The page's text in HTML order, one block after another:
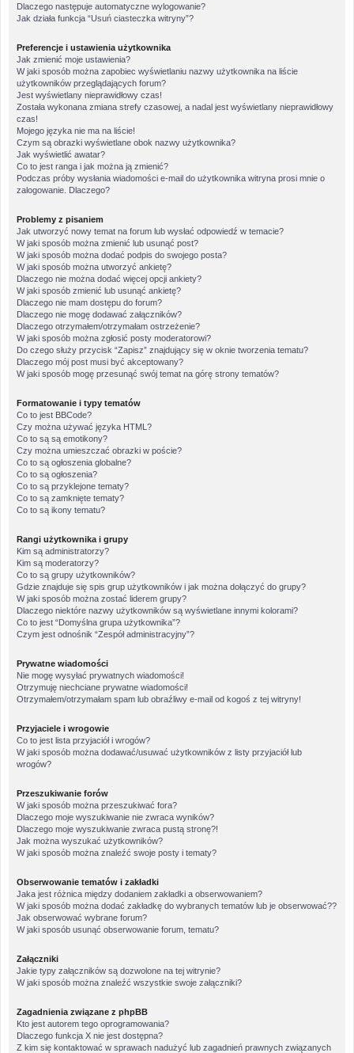
Dlaczego następuje automatyczne wylogowanie?
Jak działa funkcja “Usuń ciasteczka witryny”?
Preferencje i ustawienia użytkownika
Jak zmienić moje ustawienia?
W jaki sposób można zapobiec wyświetlaniu nazwy użytkownika na liście
użytkowników przeglądających forum?
Jest wyświetlany nieprawidłowy czas!
Została wykonana zmiana strefy czasowej, a nadal jest wyświetlany nieprawidłowy
czas!
Mojego języka nie ma na liście!
Czym są obrazki wyświetlane obok nazwy użytkownika?
Jak wyświetlić awatar?
Co to jest ranga i jak można ją zmienić?
Podczas próby wysłania wiadomości e-mail do użytkownika witryna prosi mnie o
zalogowanie. Dlaczego?
Problemy z pisaniem
Jak utworzyć nowy temat na forum lub wysłać odpowiedź w temacie?
W jaki sposób można zmienić lub usunąć post?
W jaki sposób można dodać podpis do swojego posta?
W jaki sposób można utworzyć ankietę?
Dlaczego nie można dodać więcej opcji ankiety?
W jaki sposób zmienić lub usunąć ankietę?
Dlaczego nie mam dostępu do forum?
Dlaczego nie mogę dodawać załączników?
Dlaczego otrzymałem/otrzymałam ostrzeżenie?
W jaki sposób można zgłosić posty moderatorowi?
Do czego służy przycisk “Zapisz” znajdujący się w oknie tworzenia tematu?
Dlaczego mój post musi być akceptowany?
W jaki sposób mogę przesunąć swój temat na górę strony tematów?
Formatowanie i typy tematów
Co to jest BBCode?
Czy można używać języka HTML?
Co to są są emotikony?
Czy można umieszczać obrazki w poście?
Co to są ogłoszenia globalne?
Co to są ogłoszenia?
Co to są przyklejone tematy?
Co to są zamknięte tematy?
Co to są ikony tematu?
Rangi użytkownika i grupy
Kim są administratorzy?
Kim są moderatorzy?
Co to są grupy użytkowników?
Gdzie znajduje się spis grup użytkowników i jak można dołączyć do grupy?
W jaki sposób można zostać liderem grupy?
Dlaczego niektóre nazwy użytkowników są wyświetlane innymi kolorami?
Co to jest “Domyślna grupa użytkownika”?
Czym jest odnośnik “Zespół administracyjny”?
Prywatne wiadomości
Nie mogę wysyłać prywatnych wiadomości!
Otrzymuję niechciane prywatne wiadomości!
Otrzymałem/otrzymałam spam lub obraźliwy e-mail od kogoś z tej witryny!
Przyjaciele i wrogowie
Co to jest lista przyjaciół i wrogów?
W jaki sposób można dodawać/usuwać użytkowników z listy przyjaciół lub
wrogów?
Przeszukiwanie forów
W jaki sposób można przeszukiwać fora?
Dlaczego moje wyszukiwanie nie zwraca wyników?
Dlaczego moje wyszukiwanie zwraca pustą stronę?!
Jak można wyszukać użytkowników?
W jaki sposób można znaleźć swoje posty i tematy?
Obserwowanie tematów i zakładki
Jaka jest różnica między dodaniem zakładki a obserwowaniem?
W jaki sposób można dodać zakładkę do wybranych tematów lub je obserwować??
Jak obserwować wybrane forum?
W jaki sposób usunąć obserwowanie forum, tematu?
Załączniki
Jakie typy załączników są dozwolone na tej witrynie?
W jaki sposób można znaleźć wszystkie swoje załączniki?
Zagadnienia związane z phpBB
Kto jest autorem tego oprogramowania?
Dlaczego funkcja X nie jest dostępna?
Z kim się kontaktować w sprawach nadużyć lub zagadnień prawnych związanych